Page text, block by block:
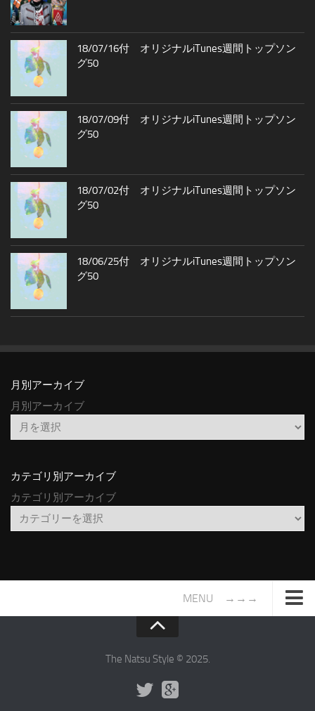
18/07/16付 オリジナルiTunes週間トップソン
グ50
18/07/09付 オリジナルiTunes週間トップソン
グ50
18/07/02付 オリジナルiTunes週間トップソン
グ50
18/06/25付 オリジナルiTunes週間トップソン
グ50
月別アーカイブ
月別アーカイブ
カテゴリ別アーカイブ
カテゴリ別アーカイブ
MENU →→→
The Natsu Style © 2025.